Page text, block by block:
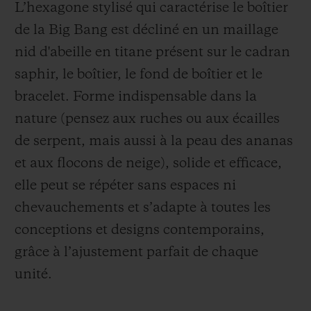
L’hexagone stylisé qui caractérise le boîtier
de la Big Bang est décliné en un maillage
nid d'abeille en titane présent sur le cadran
saphir, le boîtier, le fond de boîtier et le
bracelet. Forme indispensable dans la
nature (pensez aux ruches ou aux écailles
de serpent, mais aussi à la peau des ananas
et aux flocons de neige), solide et efficace,
elle peut se répéter sans espaces ni
chevauchements et s’adapte à toutes les
conceptions et designs contemporains,
grâce à l’ajustement parfait de chaque
unité.